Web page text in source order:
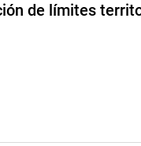
de límites